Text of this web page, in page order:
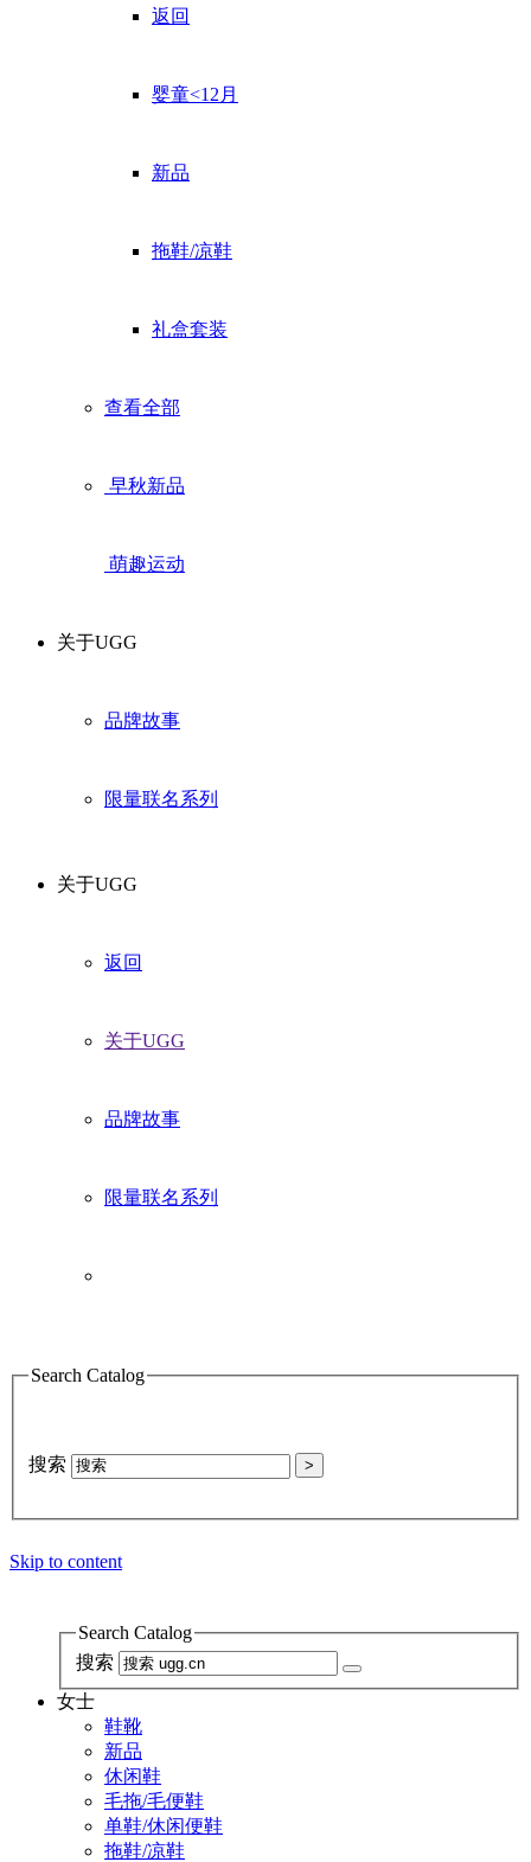
返回
婴童<12月
新品
拖鞋/凉鞋
礼盒套装
查看全部
早秋新品
萌趣运动
关于UGG
品牌故事
限量联名系列
关于UGG
返回
关于UGG
品牌故事
限量联名系列
Search Catalog
搜索 >
Skip to content
Search Catalog
搜索
女士
鞋靴
新品
休闲鞋
毛拖/毛便鞋
单鞋/休闲便鞋
拖鞋/凉鞋